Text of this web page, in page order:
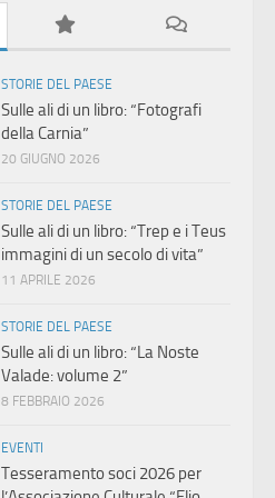
STORIE DEL PAESE
Sulle ali di un libro: “Fotografi
della Carnia”
20 GIUGNO 2026
STORIE DEL PAESE
Sulle ali di un libro: “Trep e i Teus
immagini di un secolo di vita”
11 APRILE 2026
STORIE DEL PAESE
Sulle ali di un libro: “La Noste
Valade: volume 2”
8 FEBBRAIO 2026
EVENTI
Tesseramento soci 2026 per